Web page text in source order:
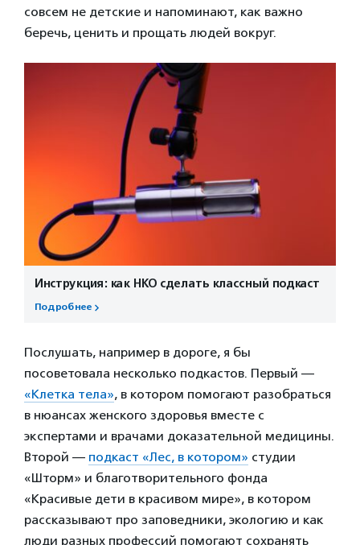
совсем не детские и напоминают, как важно
беречь, ценить и прощать людей вокруг.
Инструкция: как НКО сделать классный подкаст
Подробнее
Послушать, например в дороге, я бы
посоветовала несколько подкастов. Первый —
«Клетка тела», в котором помогают разобраться
в нюансах женского здоровья вместе с
экспертами и врачами доказательной медицины.
Второй — подкаст «Лес, в котором» студии
«Шторм» и благотворительного фонда
«Красивые дети в красивом мире», в котором
рассказывают про заповедники, экологию и как
люди разных профессий помогают сохранять